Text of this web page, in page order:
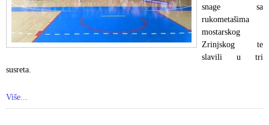
snage sa
rukometašima
mostarskog
Zrinjskog te
slavili u tri
susreta.
Više...